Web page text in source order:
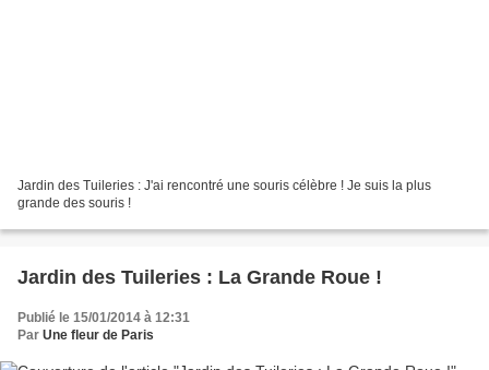
Jardin des Tuileries : J'ai rencontré une souris célèbre ! Je suis la plus
grande des souris !
Jardin des Tuileries : La Grande Roue !
Publié le 15/01/2014 à 12:31
Par Une fleur de Paris